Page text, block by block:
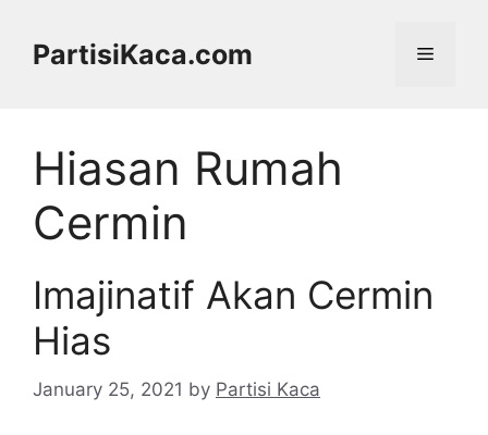
contentPartisiKaca.com Menu
Hiasan Rumah
Cermin
Imajinatif Akan Cermin
Hias
January 25, 2021 by Partisi Kaca